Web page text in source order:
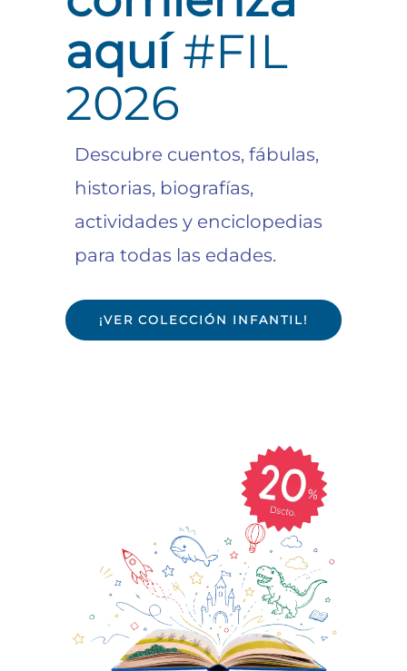
aquí#FIL
2026
Descubre cuentos, fábulas,
historias, biografías,
actividades y enciclopedias
para todas las edades.
¡VER COLECCIÓN INFANTIL!